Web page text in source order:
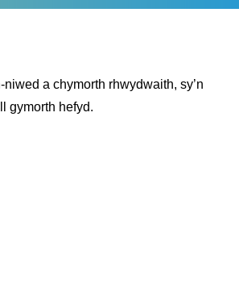
a chymorth rhwydwaith, sy’n
gymorth hefyd.